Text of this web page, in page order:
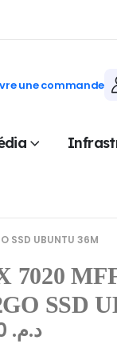
une commande
SSD UBUNTU 36M
7020
SSD
د.م.